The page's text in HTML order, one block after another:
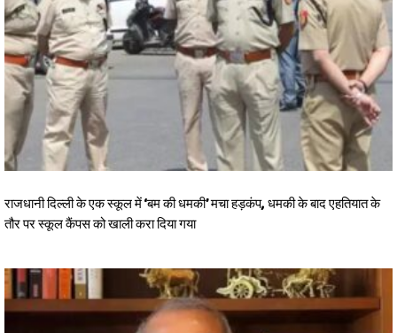
राजधानी दिल्ली के एक स्कूल में ‘बम की धमकी’ मचा हड़कंप, धमकी के बाद एहतियात के
तौर पर स्कूल कैंपस को खाली करा दिया गया